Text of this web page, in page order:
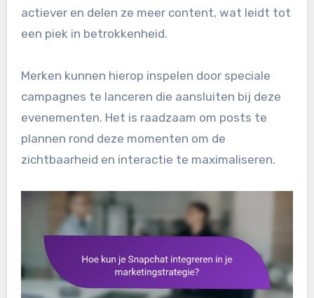
actiever en delen ze meer content, wat leidt tot
een piek in betrokkenheid.
Merken kunnen hierop inspelen door speciale
campagnes te lanceren die aansluiten bij deze
evenementen. Het is raadzaam om posts te
plannen rond deze momenten om de
zichtbaarheid en interactie te maximaliseren.